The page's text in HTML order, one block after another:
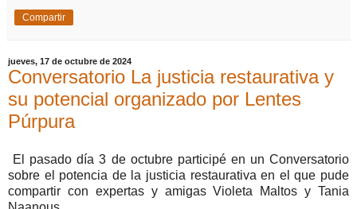
Compartir
jueves, 17 de octubre de 2024
Conversatorio La justicia restaurativa y
su potencial organizado por Lentes
Púrpura
El pasado día 3 de octubre participé en un Conversatorio
sobre el potencia de la justicia restaurativa en el que pude
compartir con expertas y amigas Violeta Maltos y Tania